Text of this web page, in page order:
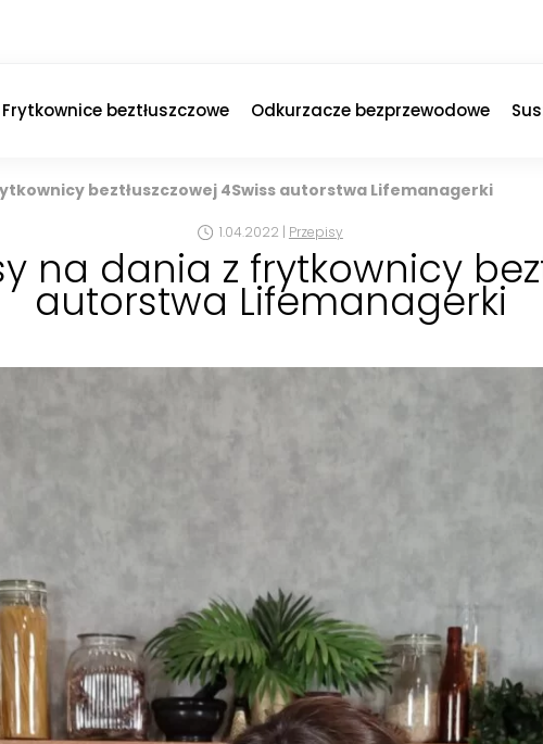
Frytkownice beztłuszczowe Odkurzacze bezprzewodowe
beztłuszczowej 4Swiss autorstwa Lifemanagerki
1.04.2022 | Przepisy
na dania z frytkownicy
autorstwa Lifemanagerki